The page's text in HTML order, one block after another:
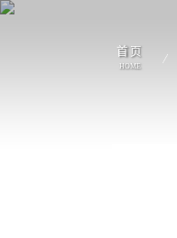
首页
HOME